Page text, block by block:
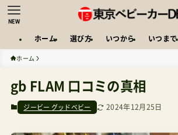
NEW
ホーム 選び方 いつから いつまで
ホーム
gb FLAM 口コミの真相
ジービー グッドベビー 2024年12月25日